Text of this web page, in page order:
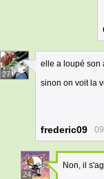
27
elle a loupé son
sinon on voit la
frederic09
24
Non, il